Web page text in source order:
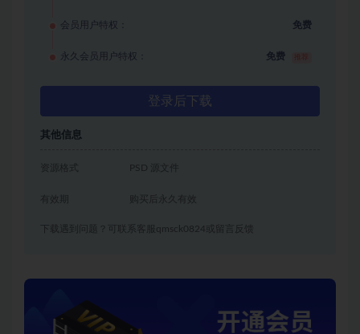
会员用户特权： 免费
永久会员用户特权： 免费
登录后下载
其他信息
资源格式 PSD 源文件
有效期 购买后永久有效
下载遇到问题？可联系客服qmsck0824或留言反馈